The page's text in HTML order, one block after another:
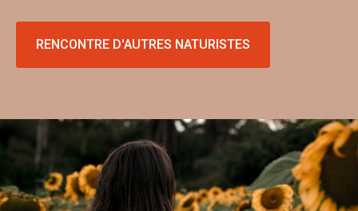
RENCONTRE D'AUTRES NATURISTES